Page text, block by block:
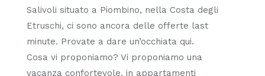
Salivoli situato a Piombino, nella Costa degli
Etruschi, ci sono ancora delle offerte last
minute. Provate a dare un’occhiata qui.
Cosa vi proponiamo? Vi proponiamo una
vacanza confortevole, in appartamenti